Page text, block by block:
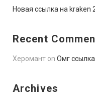
Новая ссылка на kraken
Recent
Херомант on Омг
Archives